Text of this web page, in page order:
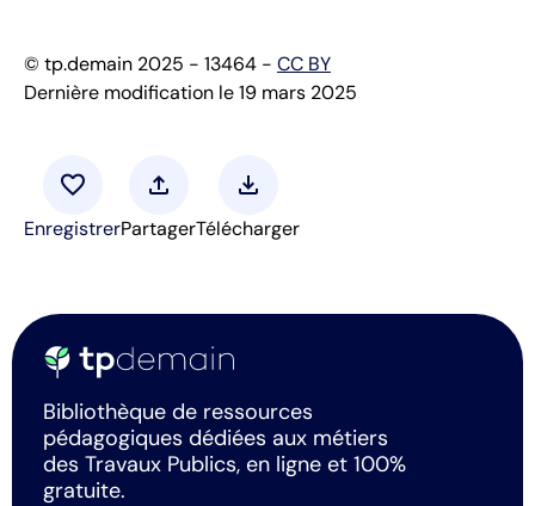
© tp.demain 2025 - 13464 - CC BY
Dernière modification le 19 mars 2025
favorite
Enregistrer
upload
Partager
download
Télécharger
Bibliothèque de ressources
pédagogiques dédiées aux métiers
des Travaux Publics, en ligne et 100%
gratuite.